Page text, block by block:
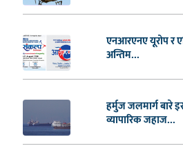
एनआरएनए यूरोप र
अन्तिम...
हर्मुज जलमार्ग बारे
व्यापारिक जहाज...